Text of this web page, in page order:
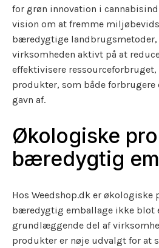
for grøn innovation i
vision om at fremme
bæredygtige landbrugsmetoder,
virksomheden aktivt på at
effektivisere
produkter, som både forbrugere
gavn af.
Økologiske
bæredygtig
Hos Weedshop.dk er økologiske
bæredygtig emballage ikke blot
grundlæggende del af
produkter er nøje udvalgt for at